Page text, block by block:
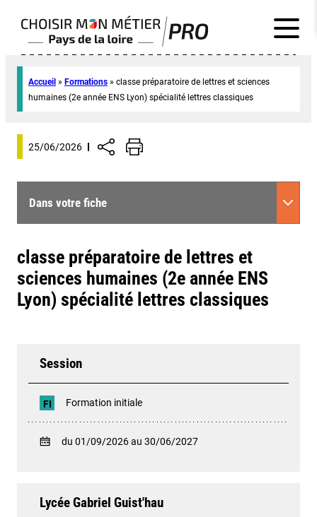
Accueil » Formations » classe préparatoire de lettres et sciences
humaines (2e année ENS Lyon) spécialité lettres classiques
25/06/2026
Dans votre fiche
classe préparatoire de lettres et
sciences humaines (2e année ENS
Lyon) spécialité lettres classiques
Session
FI Formation initiale
du 01/09/2026 au 30/06/2027
Lycée Gabriel Guist'hau